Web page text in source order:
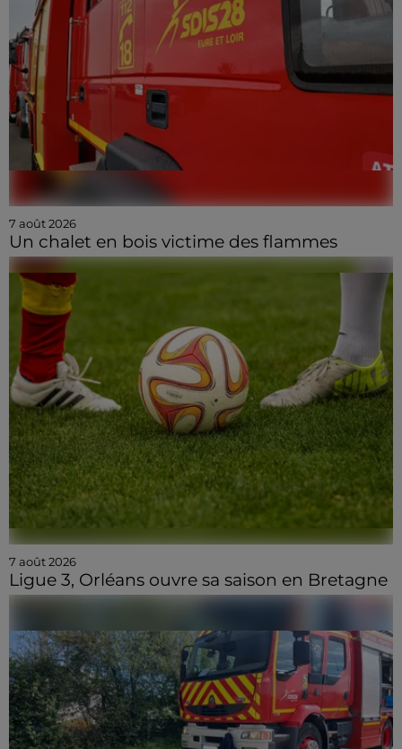
7 août 2026
Un chalet en bois victime des flammes
7 août 2026
Ligue 3, Orléans ouvre sa saison en Bretagne